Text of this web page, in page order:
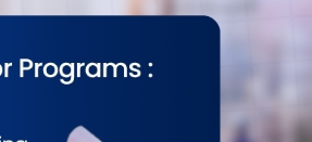
राखियो । केही कम भएपछि
भएपछि जेठ ११ गते अक्सिजन निकालेर
साथ, सहयोगले गङ्गाको ज्यान बच्यो,